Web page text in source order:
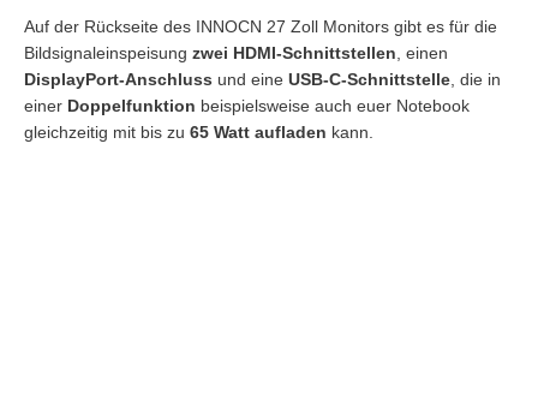
Auf der Rückseite des INNOCN 27 Zoll Monitors gibt es für die
Bildsignaleinspeisung zwei HDMI-Schnittstellen , einen
DisplayPort-Anschluss und eine USB-C-Schnittstelle , die in
einer Doppelfunktion beispielsweise auch euer Notebook
gleichzeitig mit bis zu 65 Watt aufladen kann.